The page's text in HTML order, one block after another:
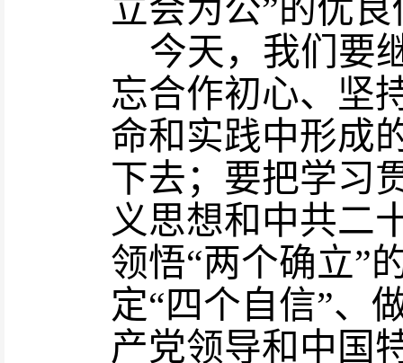
立会为公”的优
今天， 我们要
忘合作初心、坚
命和实践中形成
下去；要把学习
义思想和中共二
领悟“两个确立”
定“四个自信”、
产党领导和中国